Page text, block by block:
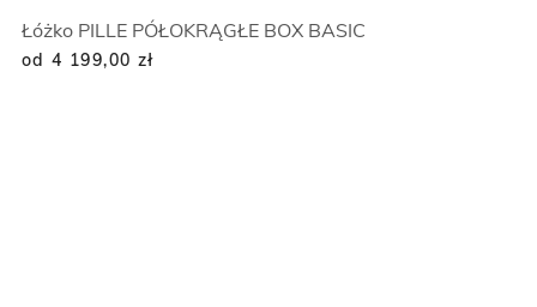
Łóżko PILLE PÓŁOKRĄGŁE BOX BASIC
od 4 199,00 zł